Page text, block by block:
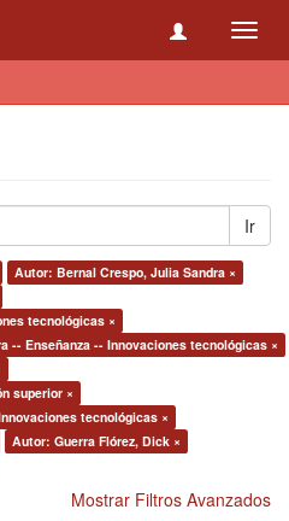
Ir
Autor: Bernal Crespo, Julia Sandra ×
tecnológicas ×
-- Enseñanza -- Innovaciones tecnológicas ×
superior ×
tecnológicas ×
Autor: Guerra Flórez, Dick ×
Mostrar Filtros Avanzados